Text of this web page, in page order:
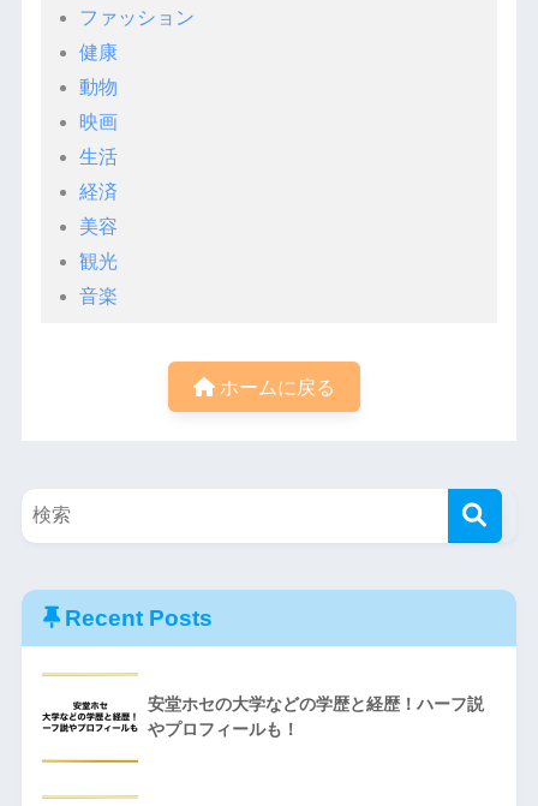
ファッション
健康
動物
映画
生活
経済
美容
観光
音楽
ホームに戻る
Recent Posts
安堂ホセの大学などの学歴と経歴！ハーフ説
やプロフィールも！